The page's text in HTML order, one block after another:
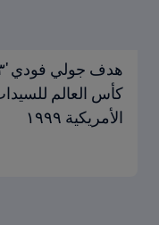
الأمريكية ١٩٩٩